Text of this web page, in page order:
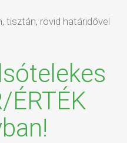
tisztán, rövid határidővel
ÉRTÉK